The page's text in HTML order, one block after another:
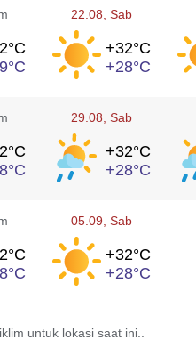
C
C
22.08 , Sab
+32°C
+28°C
C
C
29.08 , Sab
+32°C
+28°C
C
C
05.09 , Sab
+32°C
+28°C
untuk lokasi saat ini..